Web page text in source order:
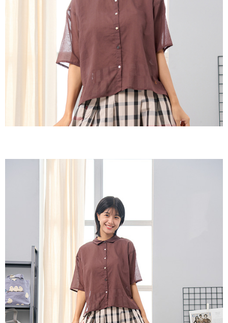
※ 交易是否成功請以「AFTEE先享後付 」之結帳頁面顯示為準，若有關於
是否繳費成功／繳費後需取消欲退款等相關疑問，請聯繫「AFTEE先享後付
https://netprotections.freshdesk.com/support/home
１．透過由恩沛科技股份有限公司提供之「AFTEE先享後付」服務完成之交
易，需依本服務之必要範圍內提供個人資料，並將交易相關給付款項請求債
權轉讓予恩沛科技股份有限公司。
２．關於個人資料處理事宜，請瀏覽以下網址：
https://aftee.tw/terms/#terms3
３．未成年的使用者請事先徵得法定代理人或監護人之同意方可使用
「AFTEE先享後付」，若未經同意申辦者引起之損失，本公司不負相關責
５．嚴禁一人註冊多個帳號或使用他人資訊註冊。若發現惡意使用之情形，
每筆NT$60，滿NT$2,000(含以上)免運費
黑貓宅急便(包裹尺寸60cm以下)
每筆NT$100，滿NT$2,000(含以上)免運費
黑貓宅急便(包裹尺寸90cm以下)
每筆NT$140，滿NT$2,000(含以上)免運費